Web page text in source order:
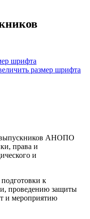
шрифта
размер шрифта
выпускников АНОПО
права и
и
к
проведению защиты
и мероприятию